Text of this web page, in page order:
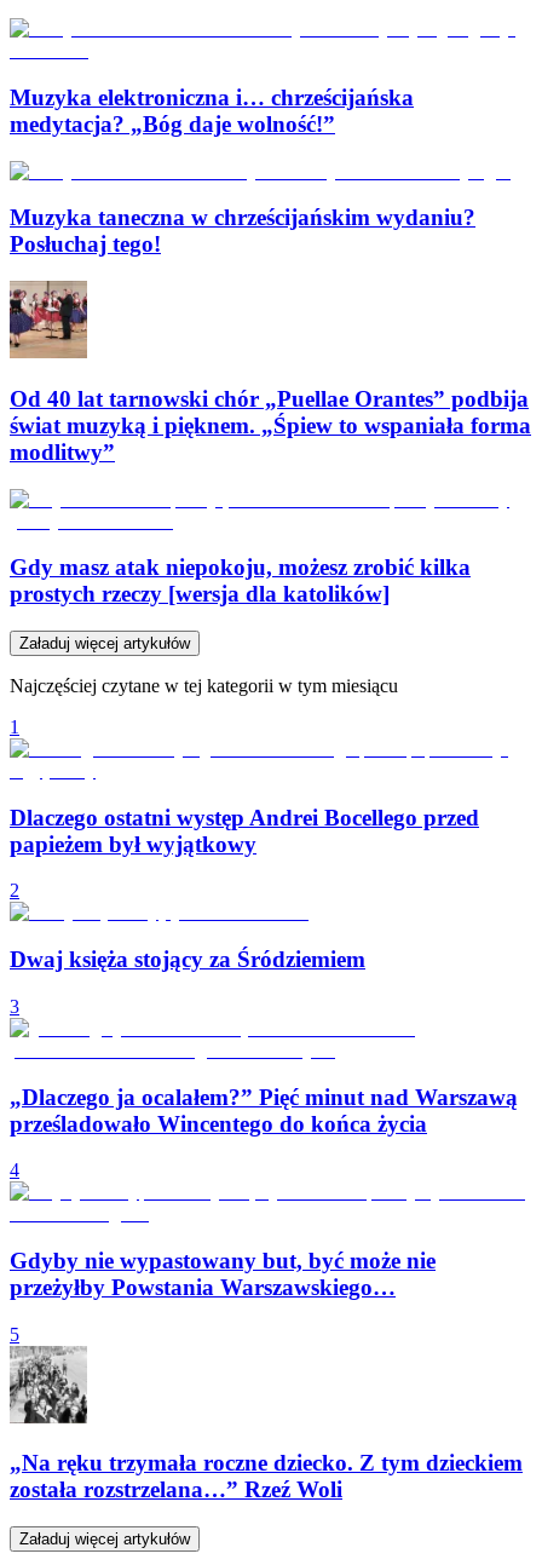
Muzyka elektroniczna i… chrześcijańska
medytacja? „Bóg daje wolność!”
Muzyka taneczna w chrześcijańskim wydaniu?
Posłuchaj tego!
Od 40 lat tarnowski chór „Puellae Orantes” podbija
świat muzyką i pięknem. „Śpiew to wspaniała forma
modlitwy”
Gdy masz atak niepokoju, możesz zrobić kilka
prostych rzeczy [wersja dla katolików]
Załaduj więcej artykułów
Najczęściej czytane w tej kategorii w tym miesiącu
1
Dlaczego ostatni występ Andrei Bocellego przed
papieżem był wyjątkowy
2
Dwaj księża stojący za Śródziemiem
3
„Dlaczego ja ocalałem?” Pięć minut nad Warszawą
prześladowało Wincentego do końca życia
4
Gdyby nie wypastowany but, być może nie
przeżyłby Powstania Warszawskiego…
5
„Na ręku trzymała roczne dziecko. Z tym dzieckiem
została rozstrzelana…” Rzeź Woli
Załaduj więcej artykułów